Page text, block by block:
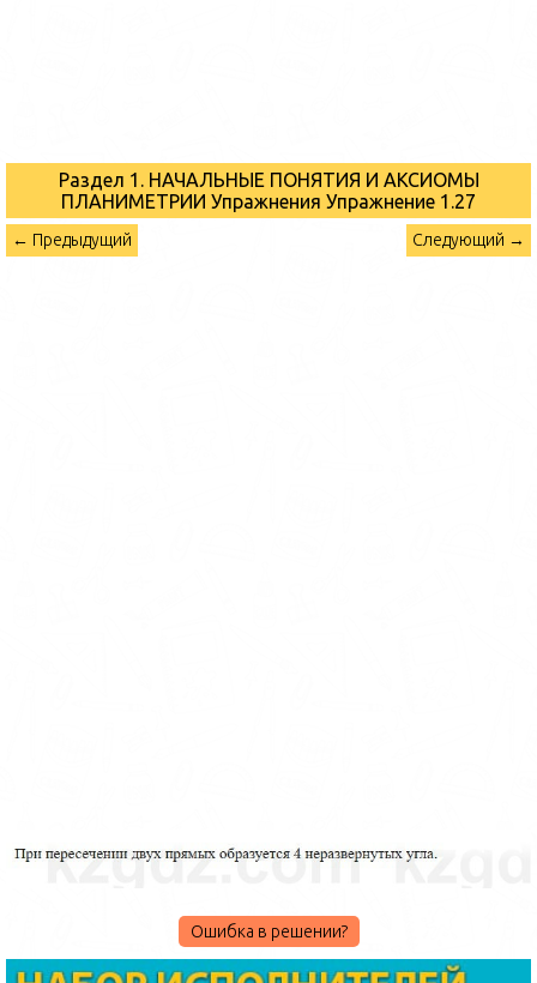
Раздел 1. НАЧАЛЬНЫЕ ПОНЯТИЯ И АКСИОМЫ
ПЛАНИМЕТРИИ Упражнения Упражнение 1.27
← Предыдущий Следующий →
Ошибка в решении?